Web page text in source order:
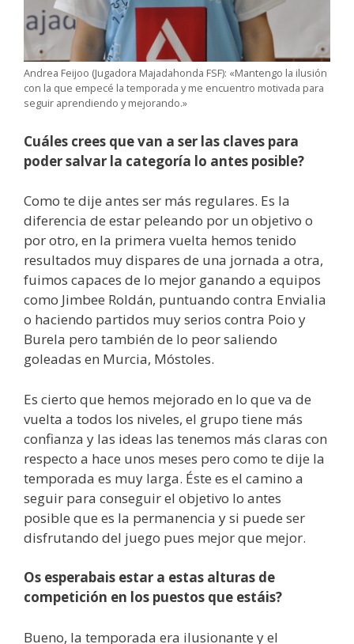
Andrea Feijoo (Jugadora Majadahonda FSF): «Mantengo la ilusión
con la que empecé la temporada y me encuentro motivada para
seguir aprendiendo y mejorando.»
Cuáles crees que van a ser las claves para
poder salvar la categoría lo antes posible?
Como te dije antes ser más regulares. Es la
diferencia de estar peleando por un objetivo o
por otro, en la primera vuelta hemos tenido
resultados muy dispares de una jornada a otra,
fuimos capaces de lo mejor ganando a equipos
como Jimbee Roldán, puntuando contra Envialia
o haciendo partidos muy serios contra Poio y
Burela pero también de lo peor saliendo
goleadas en Murcia, Móstoles.
Es cierto que hemos mejorado en lo que va de
vuelta a todos los niveles, el grupo tiene más
confianza y las ideas las tenemos más claras con
respecto a hace unos meses pero como te dije la
temporada es muy larga. Éste es el camino a
seguir para conseguir el objetivo lo antes
posible que es la permanencia y si puede ser
disfrutando del juego pues mejor que mejor.
Os esperabais estar a estas alturas de
competición en los puestos que estáis?
Bueno, la temporada era ilusionante y el